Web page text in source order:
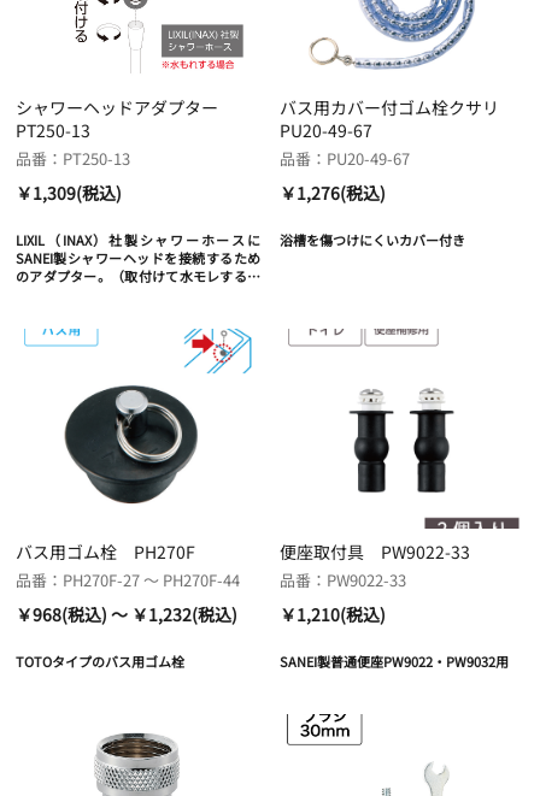
シャワーヘッドアダプター
PT250-13
品番：PT250-13
￥1,309(税込)
LIXIL（INAX）社製シャワーホースに
SANEI製シャワーヘッドを接続するため
のアダプター。（取付けて水モレする場
バス用カバー付ゴム栓クサリ
PU20-49-67
品番：PU20-49-67
￥1,276(税込)
浴槽を傷つけにくいカバー付き
バス用ゴム栓 PH270F
品番：PH270F-27 ～ PH270F-44
￥968(税込) ～ ￥1,232(税込)
TOTOタイプのバス用ゴム栓
便座取付具 PW9022-33
品番：PW9022-33
￥1,210(税込)
SANEI製普通便座PW9022・PW9032用